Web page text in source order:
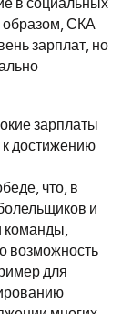
в социальных
образом, СКА
зарплат, но
зарплаты
к достижению
что, в
и
команды,
возможность
для